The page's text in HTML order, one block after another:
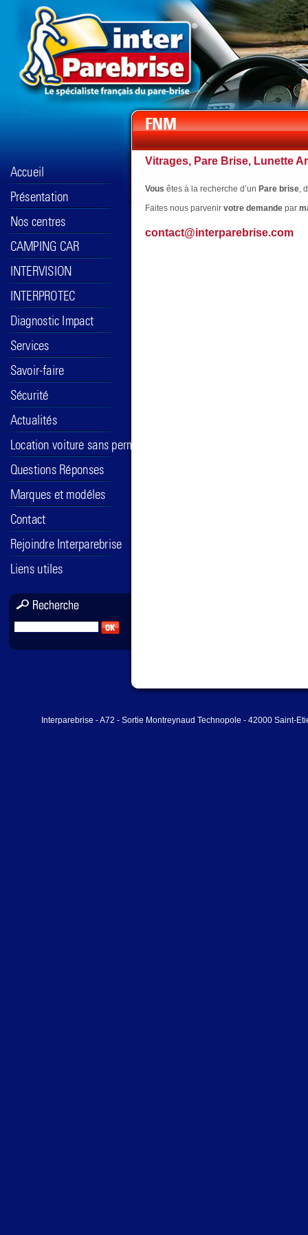
Vitrages, Pare Brise, Lunette
Vous êtes à la recherche d’un Pare brise,
Faites nous parvenir votre demande par
contact@interparebrise.com
Interparebrise - A72 - Sortie Montreynaud Technopole - 42000 Saint-